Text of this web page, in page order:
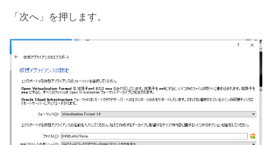
「次へ」を押します。